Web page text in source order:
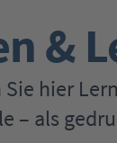
&
Sie hier
– als